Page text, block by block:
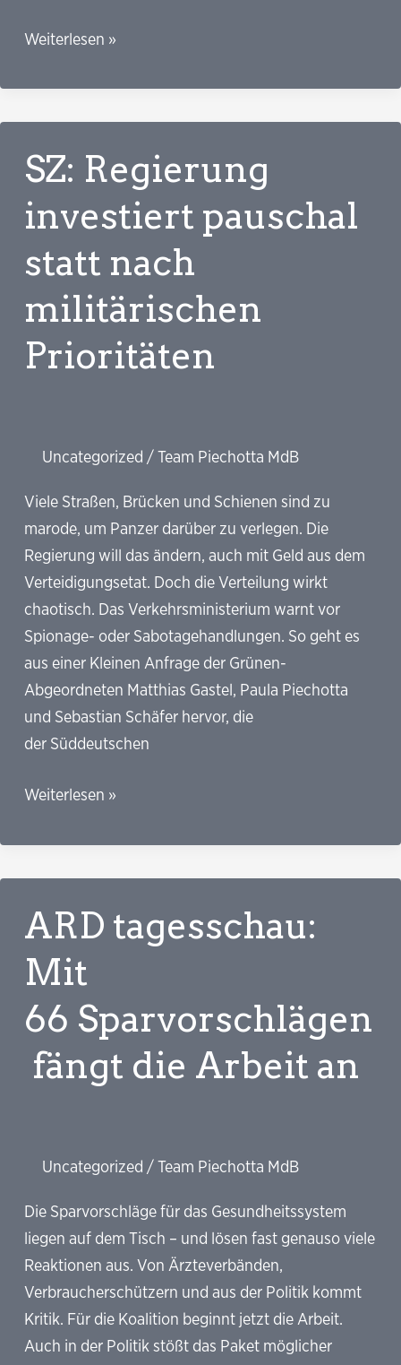
Capital:
im
Maskendrama:
entscheidet
über
Spahns
Maskengeschäfte
Weiterlesen »
SZ: Regierung
investiert pauschal
statt nach
militärischen
Prioritäten
Uncategorized /Team Piechotta MdB
Viele Straßen, Brücken und Schienen sind zu
marode, um Panzer darüber zu verlegen. Die
Regierung will das ändern, auch mit Geld aus dem
Verteidigungsetat. Doch die Verteilung wirkt
chaotisch. Das Verkehrsministerium warnt vor
Spionage- oder Sabotagehandlungen. So geht es
aus einer Kleinen Anfrage der Grünen-
Abgeordneten Matthias Gastel, Paula Piechotta
und Sebastian Schäfer hervor, die
der Süddeutschen
SZ:
investiert
pauschal
nach
militärischen
Prioritäten
Weiterlesen »
ARD tagesschau:
Mit
66 Sparvorschlägen
fängt die Arbeit an
Uncategorized /Team Piechotta MdB
Die Sparvorschläge für das Gesundheitssystem
liegen auf dem Tisch – und lösen fast genauso viele
Reaktionen aus. Von Ärzteverbänden,
Verbraucherschützern und aus der Politik kommt
Kritik. Für die Koalition beginnt jetzt die Arbeit.
Auch in der Politik stößt das Paket möglicher